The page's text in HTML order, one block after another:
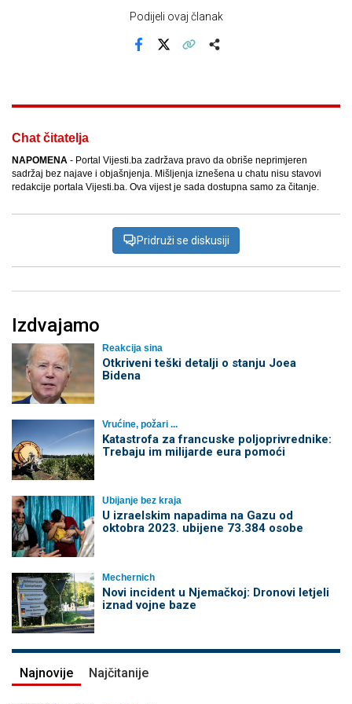
Podijeli ovaj članak
Chat čitatelja
NAPOMENA - Portal Vijesti.ba zadržava pravo da obriše neprimjeren
sadržaj bez najave i objašnjenja. Mišljenja iznešena u chatu nisu stavovi
redakcije portala Vijesti.ba. Ova vijest je sada dostupna samo za čitanje.
Pridruži se diskusiji
Izdvajamo
Reakcija sina
Otkriveni teški detalji o stanju Joea
Bidena
Vrućine, požari ...
Katastrofa za francuske poljoprivrednike:
Trebaju im milijarde eura pomoći
Ubijanje bez kraja
U izraelskim napadima na Gazu od
oktobra 2023. ubijene 73.384 osobe
Mechernich
Novi incident u Njemačkoj: Dronovi letjeli
iznad vojne baze
Najnovije Najčitanije